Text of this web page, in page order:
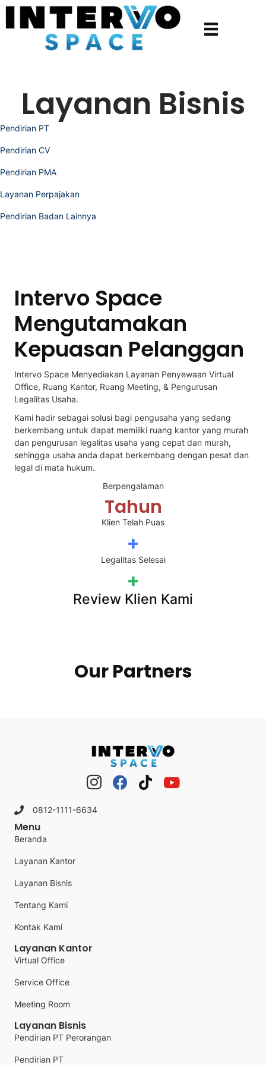
Layanan Bisnis
Pendirian PT
Pendirian CV
Pendirian PMA
Layanan Perpajakan
Pendirian Badan Lainnya
Intervo Space
Mengutamakan
Kepuasan Pelanggan
Intervo Space Menyediakan Layanan Penyewaan Virtual
Office, Ruang Kantor, Ruang Meeting, & Pengurusan
Legalitas Usaha.
Kami hadir sebagai solusi bagi pengusaha yang sedang
berkembang untuk dapat memiliki ruang kantor yang murah
dan pengurusan legalitas usaha yang cepat dan murah,
sehingga usaha anda dapat berkembang dengan pesat dan
legal di mata hukum.
Berpengalaman
Tahun
Klien Telah Puas
+
Legalitas Selesai
+
Review Klien Kami
Our Partners
0812-1111-6634
Menu
Beranda
Layanan Kantor
Layanan Bisnis
Tentang Kami
Kontak Kami
Layanan Kantor
Virtual Office
Service Office
Meeting Room
Layanan Bisnis
Pendirian PT Perorangan
Pendirian PT